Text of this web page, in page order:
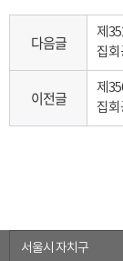
다음글
제
집
이전글
제
집
서울시 자치구